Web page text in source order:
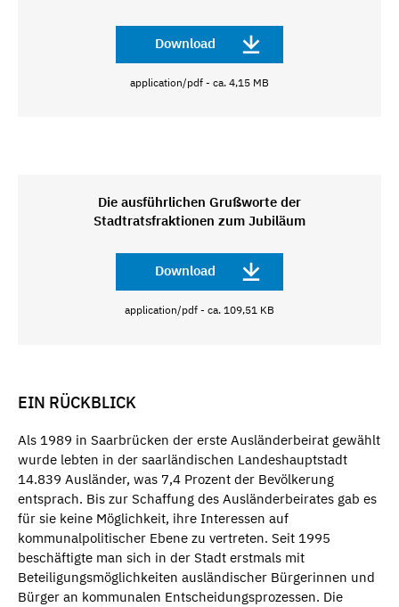
Download
application/pdf - ca. 4,15 MB
Die ausführlichen Grußworte der
Stadtratsfraktionen zum Jubiläum
Download
application/pdf - ca. 109,51 KB
EIN RÜCKBLICK
Als 1989 in Saarbrücken der erste Ausländerbeirat gewählt
wurde lebten in der saarländischen Landeshauptstadt
14.839 Ausländer, was 7,4 Prozent der Bevölkerung
entsprach. Bis zur Schaffung des Ausländerbeirates gab es
für sie keine Möglichkeit, ihre Interessen auf
kommunalpolitischer Ebene zu vertreten. Seit 1995
beschäftigte man sich in der Stadt erstmals mit
Beteiligungsmöglichkeiten ausländischer Bürgerinnen und
Bürger an kommunalen Entscheidungsprozessen. Die